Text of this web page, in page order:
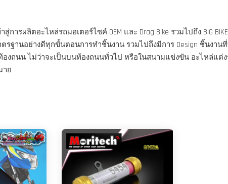
ผลิตอะไหล่รถมอเตอร์ไซค์ OEM และ Drag Bike รวมไปถึง BIG
ฐานอย่างดีทุกขั้นตอนการทำชิ้นงาน รวมไปถึงมีการ Design ชิ้นงาน
ถนน ไม่ว่าจะเป็นบนท้องถนนทั่วไป หรือในสนามแข่งขัน อะไหล่แต่
าย